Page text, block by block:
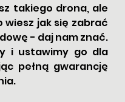
takiego drona, ale
wiesz jak się zabrać
- daj nam znać.
i ustawimy go dla
pełną gwarancję